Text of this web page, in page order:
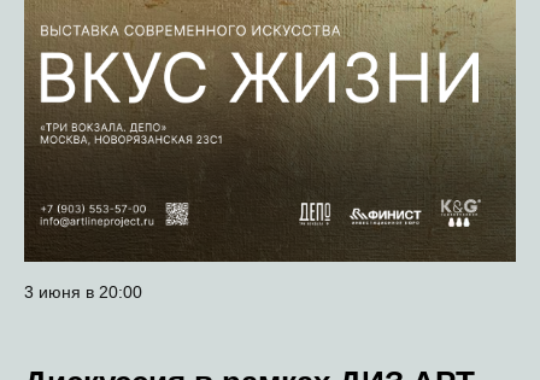
3 июня в 20:00